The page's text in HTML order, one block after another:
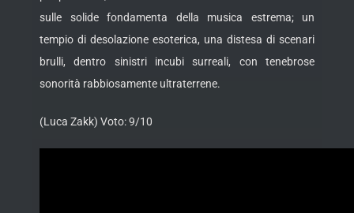
sulle solide fondamenta della musica estrema; un
tempio di desolazione esoterica, una distesa di scenari
brulli, dentro sinistri incubi surreali, con tenebrose
sonorità rabbiosamente ultraterrene.
(Luca Zakk) Voto: 9/10